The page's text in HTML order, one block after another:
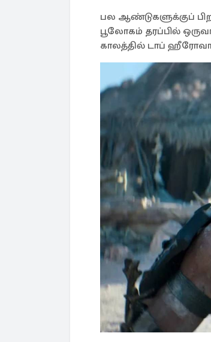
பல ஆண்டுகளுக்குப்
பூலோகம் தரப்பில்
காலத்தில் டாப்